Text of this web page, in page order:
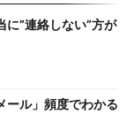
に”連絡しない”方が
ール」頻度でわかる